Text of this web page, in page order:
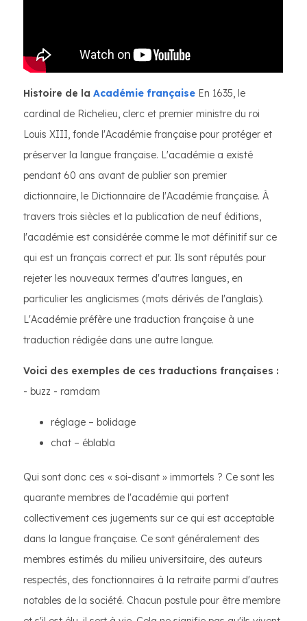
Histoire de la Académie française En 1635, le
cardinal de Richelieu, clerc et premier ministre du roi
Louis XIII, fonde l'Académie française pour protéger et
préserver la langue française. L'académie a existé
pendant 60 ans avant de publier son premier
dictionnaire, le Dictionnaire de l'Académie française. À
travers trois siècles et la publication de neuf éditions,
l'académie est considérée comme le mot définitif sur ce
qui est un français correct et pur. Ils sont réputés pour
rejeter les nouveaux termes d'autres langues, en
particulier les anglicismes (mots dérivés de l'anglais).
L'Académie préfère une traduction française à une
traduction rédigée dans une autre langue.
Voici des exemples de ces traductions françaises :
- buzz - ramdam
réglage – bolidage
chat – éblabla
Qui sont donc ces « soi-disant » immortels ? Ce sont les
quarante membres de l'académie qui portent
collectivement ces jugements sur ce qui est acceptable
dans la langue française. Ce sont généralement des
membres estimés du milieu universitaire, des auteurs
respectés, des fonctionnaires à la retraite parmi d'autres
notables de la société. Chacun postule pour être membre